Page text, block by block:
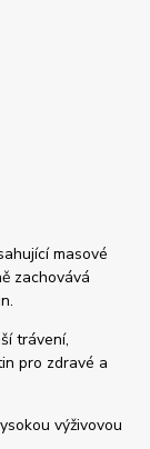
masové
zachovává
trávení,
pro zdravé a
výživovou